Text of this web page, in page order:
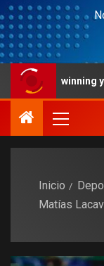
you’ll be able
Inicio
Matías